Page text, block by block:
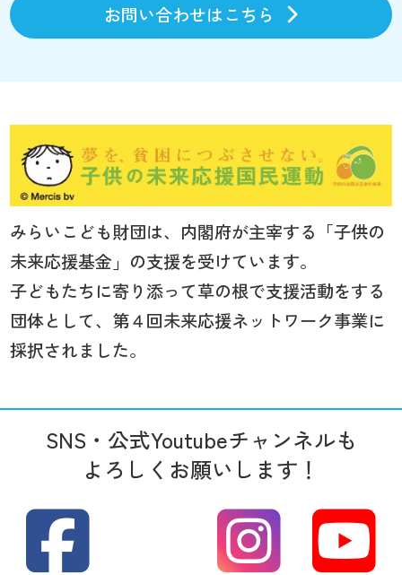
お問い合わせはこちら
みらいこども財団は、内閣府が主宰する「子供の
未来応援基金」の支援を受けています。
子どもたちに寄り添って草の根で支援活動をする
団体として、第４回未来応援ネットワーク事業に
採択されました。
SNS・公式Youtubeチャンネルも
よろしくお願いします！